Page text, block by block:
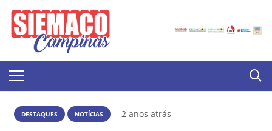
DESTAQUES NOTÍCIAS 2 anos atrás